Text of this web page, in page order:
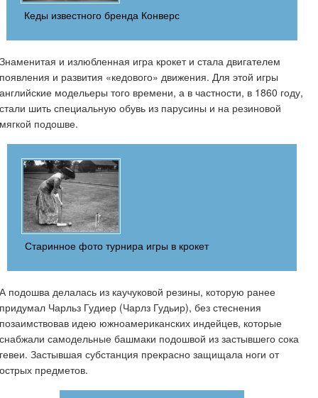
Кеды известного бренда Конверс
Знаменитая и излюбленная игра крокет и стала двигателем
появления и развития «кедового» движения. Для этой игры
английские модельеры того времени, а в частности, в 1860 году,
стали шить специальную обувь из парусины и на резиновой
мягкой подошве.
Старинное фото турнира игры в крокет
А подошва делалась из каучуковой резины, которую ранее
придумал Чарльз Гудиер (Чарлз Гудьир), без стеснения
позаимствовав идею южноамериканских индейцев, которые
снабжали самодельные башмаки подошвой из застывшего сока
гевеи. Застывшая субстанция прекрасно защищала ноги от
острых предметов.